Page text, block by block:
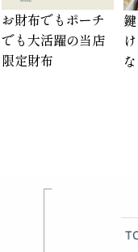
お財布でもポーチ
でも大活躍の当店
限定財布